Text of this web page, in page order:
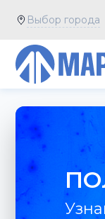
Выбор города